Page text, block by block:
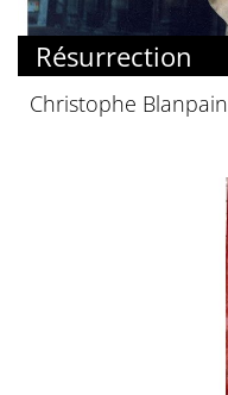
Résurrection
Christophe Blanpain